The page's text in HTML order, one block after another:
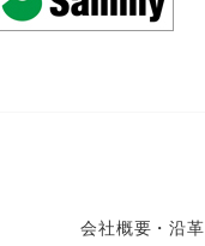
会社概要・沿革